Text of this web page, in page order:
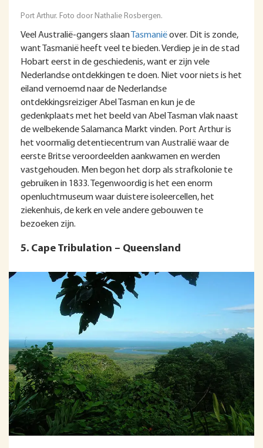
Port Arthur. Foto door Nathalie Rosbergen.
Veel Australië-gangers slaan Tasmaniëover. Dit is zonde,
want Tasmanië heeft veel te bieden. Verdiep je in de stad
Hobart eerst in de geschiedenis, want er zijn vele
Nederlandse ontdekkingen te doen. Niet voor niets is het
eiland vernoemd naar de Nederlandse
ontdekkingsreiziger Abel Tasman en kun je de
gedenkplaats met het beeld van Abel Tasman vlak naast
de welbekende Salamanca Markt vinden. Port Arthur is
het voormalig detentiecentrum van Australië waar de
eerste Britse veroordeelden aankwamen en werden
vastgehouden. Men begon het dorp als strafkolonie te
gebruiken in 1833. Tegenwoordig is het een enorm
openluchtmuseum waar duistere isoleercellen, het
ziekenhuis, de kerk en vele andere gebouwen te
bezoeken zijn.
5. Cape Tribulation – Queensland